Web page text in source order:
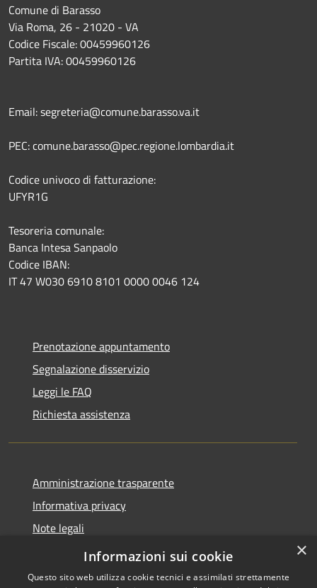
Comune di Barasso
Via Roma, 26 - 21020 - VA
Codice Fiscale: 00459960126
Partita IVA: 00459960126
Email: segreteria@comune.barasso.va.it
PEC: comune.barasso@pec.regione.lombardia.it
Codice univoco di fatturazione:
UFYR1G
Tesoreria comunale:
Banca Intesa Sanpaolo
Codice IBAN:
IT 47 W030 6910 8101 0000 0046 124
Prenotazione appuntamento
Segnalazione disservizio
Leggi le FAQ
Richiesta assistenza
Amministrazione trasparente
Informativa privacy
Note legali
Dichiarazione di accessibilità
×
Informazioni sui cookie
Questo sito web utilizza cookie tecnici e assimilati strettamente